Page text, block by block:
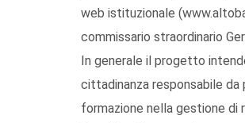
web istituzionale
commissario straordinario
In generale il progetto
cittadinanza responsabile
formazione nella gestione di